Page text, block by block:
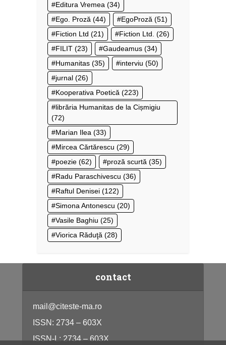
Editura Vremea (34)
Ego. Proză (44) EgoProză (51)
Fiction Ltd (21) Fiction Ltd. (26)
FILIT (23) Gaudeamus (34)
Humanitas (35) interviu (50)
jurnal (26)
Kooperativa Poetică (223)
librăria Humanitas de la Cișmigiu
(72)
Marian Ilea (33)
Mircea Cărtărescu (29)
poezie (62) proză scurtă (35)
Radu Paraschivescu (36)
Raftul Denisei (122)
Simona Antonescu (20)
Vasile Baghiu (25)
Viorica Răduţă (28)
contact
mail@citeste-ma.ro
ISSN: 2734 – 603X
ISSN-L: 2734 – 603X